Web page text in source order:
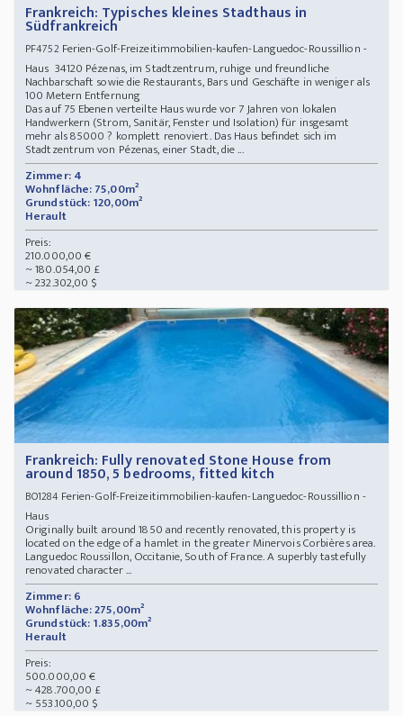
Frankreich: Typisches kleines Stadthaus in
Südfrankreich
PF4752Ferien-Golf-Freizeitimmobilien-kaufen-Languedoc-Roussillion -
Haus 34120 Pézenas, im Stadtzentrum, ruhige und freundliche
Nachbarschaft sowie die Restaurants, Bars und Geschäfte in weniger als
100 Metern Entfernung
Das auf 75 Ebenen verteilte Haus wurde vor 7 Jahren von lokalen
Handwerkern (Strom, Sanitär, Fenster und Isolation) für insgesamt
mehr als 85000 ? komplett renoviert. Das Haus befindet sich im
Stadtzentrum von Pézenas, einer Stadt, die ...
Zimmer: 4
Wohnfläche: 75,00m²
Grundstück: 120,00m²
Herault
Preis:
210.000,00 €
~ 180.054,00 £
~ 232.302,00 $
Frankreich: Fully renovated Stone House from
around 1850, 5 bedrooms, fitted kitch
BO1284Ferien-Golf-Freizeitimmobilien-kaufen-Languedoc-Roussillion -
Haus
Originally built around 1850 and recently renovated, this property is
located on the edge of a hamlet in the greater Minervois Corbières area.
Languedoc Roussillon, Occitanie, South of France. A superbly tastefully
renovated character ...
Zimmer: 6
Wohnfläche: 275,00m²
Grundstück: 1.835,00m²
Herault
Preis:
500.000,00 €
~ 428.700,00 £
~ 553.100,00 $